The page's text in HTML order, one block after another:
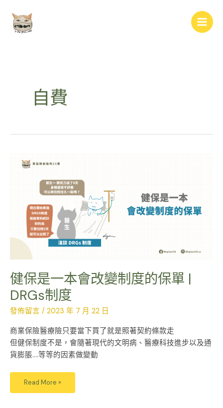
Main
自費
健保是一本會改變制度的保單 |
DRGs制度
發佈留言 / 2023 年 7 月 22 日
商業保險醫療險只要當下買了就是照著契約條款走
但健保制度不是，會隨著現代的文明病、醫療科技進步以及通
貨膨脹….等等的因素做變動
保
是
制
度
的
保
單
DRGs
制
度
Read More »